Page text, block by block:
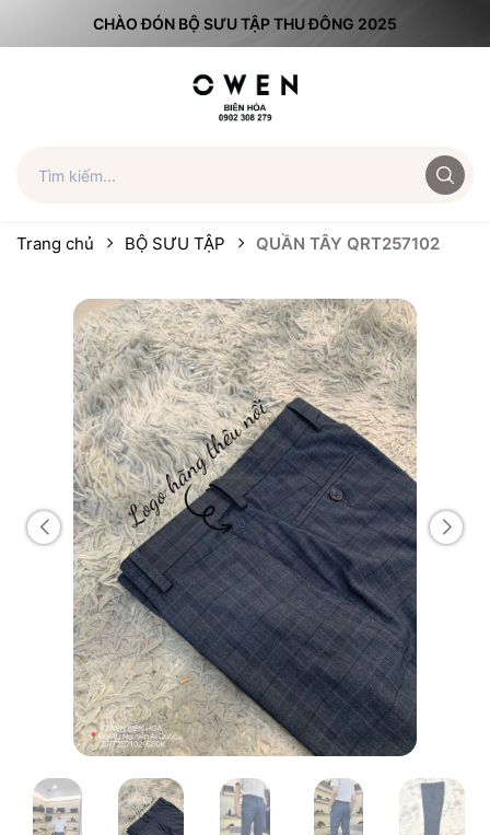
CHÀO ĐÓN BỘ SƯU TẬP THU ĐÔNG 2025
Trang chủ BỘ SƯU TẬP QUẦN TÂY QRT257102